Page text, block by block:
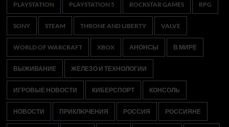
PLAYSTATION PLAYSTATION 5 ROCKSTAR GAMES RPG
SONY STEAM THRONE AND LIBERTY VALVE
WORLD OF WARCRAFT XBOX АНОНСЫ В МИРЕ
ВЫЖИВАНИЕ ЖЕЛЕЗО И ТЕХНОЛОГИИ
ИГРОВЫЕ НОВОСТИ КИБЕРСПОРТ КОНСОЛЬ
НОВОСТИ ПРИКЛЮЧЕНИЯ РОССИЯ РОССИЯНЕ